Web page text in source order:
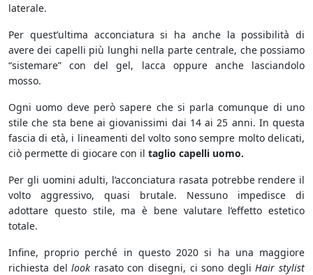
laterale.
Per quest’ultima acconciatura si ha anche la possibilità di
avere dei capelli più lunghi nella parte centrale, che possiamo
“sistemare” con del gel, lacca oppure anche lasciandolo
mosso.
Ogni uomo deve però sapere che si parla comunque di uno
stile che sta bene ai giovanissimi dai 14 ai 25 anni. In questa
fascia di età, i lineamenti del volto sono sempre molto delicati,
ciò permette di giocare con il taglio capelli uomo.
Per gli uomini adulti, l’acconciatura rasata potrebbe rendere il
volto aggressivo, quasi brutale. Nessuno impedisce di
adottare questo stile, ma è bene valutare l’effetto estetico
totale.
Infine, proprio perché in questo 2020 si ha una maggiore
richiesta dellook rasato con disegni, ci sono degli Hair stylist